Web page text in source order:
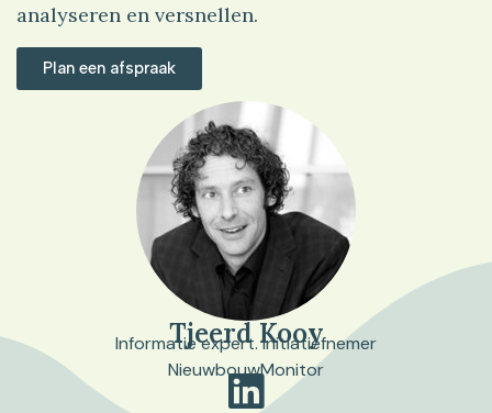
analyseren en versnellen.
Plan een afspraak
Tjeerd Kooy
Informatie expert. Initiatiefnemer
NieuwbouwMonitor